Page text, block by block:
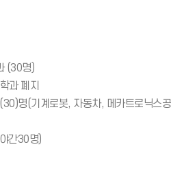
(30명)
과 폐지
명(기계로봇, 자동차, 메카트로닉스
간30명)